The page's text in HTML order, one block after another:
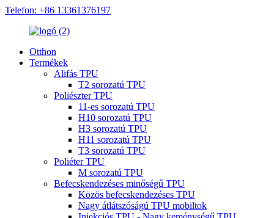
Telefon: +86 13361376197
Otthon
Termékek
Alifás TPU
T2 sorozatú TPU
Poliészter TPU
11-es sorozatú TPU
H10 sorozatú TPU
H3 sorozatú TPU
H11 sorozatú TPU
T3 sorozatú TPU
Poliéter TPU
M sorozatú TPU
Befecskendezéses minőségű TPU
Közös befecskendezéses TPU
Nagy átlátszóságú TPU mobiltok